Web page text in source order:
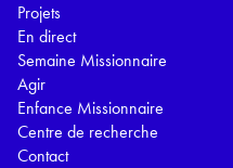
Projets
En direct
Semaine Missionnaire
Agir
Enfance Missionnaire
Centre de recherche
Contact